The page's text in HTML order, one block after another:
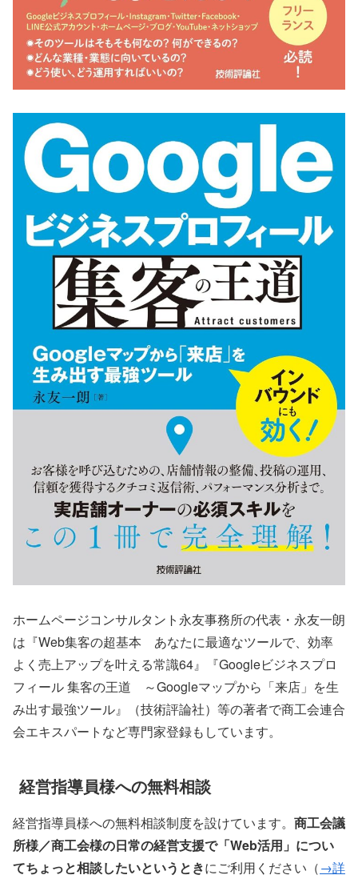
ホームページコンサルタント永友事務所の代表・永友一朗
は『Web集客の超基本 あなたに最適なツールで、効率
よく売上アップを叶える常識64』『Googleビジネスプロ
フィール 集客の王道 ～Googleマップから「来店」を生
み出す最強ツール』（技術評論社）等の著者で商工会連合
会エキスパートなど専門家登録もしています。
経営指導員様への無料相談
経営指導員様への無料相談制度を設けています。 商工会議
所様／商工会様の日常の経営支援で「Web活用」につい
てちょっと相談したいというときにご利用ください（→詳